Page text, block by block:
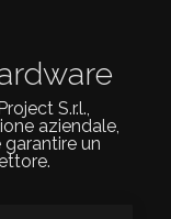
S.r.l.,
aziendale,
garantire un